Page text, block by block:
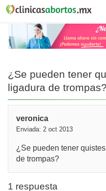
¿Se pueden tener
ligadura de trompas?
veronica
Enviada: 2 oct 2013
¿Se pueden tener
de trompas?
1 respuesta